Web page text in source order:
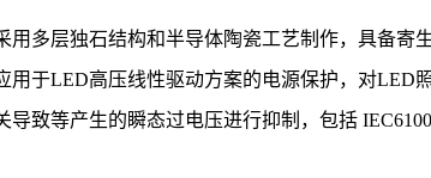
多层独石结构和半导体陶瓷工艺制作，具备寄
用于LED高压线性驱动方案的电源保护，对LED
致等产生的瞬态过电压进行抑制，包括